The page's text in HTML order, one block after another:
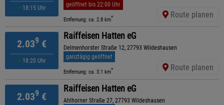
18:15 Uhr
geöffnet bis 22:00 Uhr
Entfernung: ca. 2.8 km* Route planen
2.039 €
18:20 Uhr
Raiffeisen Hatten eG
Delmenhorster Straße 12, 27793 Wildeshausen
ganztägig geöffnet
Entfernung: ca. 3.1 km* Route planen
2.039 €
Raiffeisen Hatten eG
Ahlhorner Straße 27, 27793 Wildeshausen